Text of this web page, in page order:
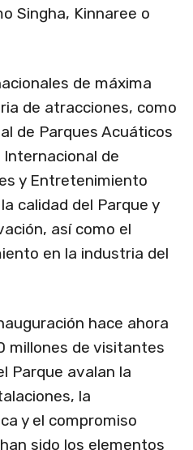
Singha, Kinnaree o
de máxima
de atracciones, como
de Parques Acuáticos
Internacional de
y Entretenimiento
calidad del Parque y
así como el
en la industria del
hace ahora
millones de visitantes
Parque avalan la
la
y el compromiso
sido los elementos